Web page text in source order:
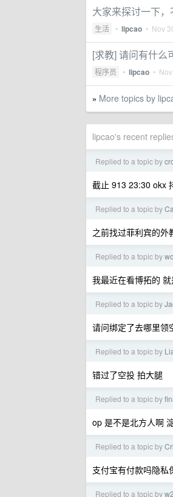
大家来探讨一下，
生活 • lipcao • Nov
[求教] 请问有什么
程序员 • lipcao •
» More topics by
lipcao's recent
Replied to a topic by
截止 913 23:30 okx
Replied to a topic by
之前找过菲利宾的
Replied to a topic by
我最近在看博拓的
Replied to a topic by
请问绑定了去哪里领
Replied to a topic by
错过了空投 拍大腿
Replied to a topic by
op 是不是北方人啊
Replied to a topic by
支付宝有付款吗隐私
Replied to a topic by